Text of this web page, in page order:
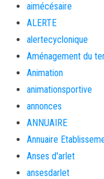
aimécésaire
ALERTE
alertecyclonique
Aménagement du
Animation
animationsportive
annonces
ANNUAIRE
Annuaire
Anses d'arlet
ansesdarlet